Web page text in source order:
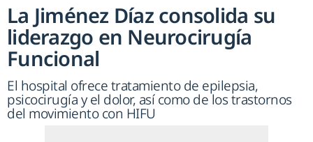
La Jiménez Díaz consolida su
liderazgo en Neurocirugía
Funcional
El hospital ofrece tratamiento de epilepsia,
psicocirugía y el dolor, así como de los trastornos
del movimiento con HIFU